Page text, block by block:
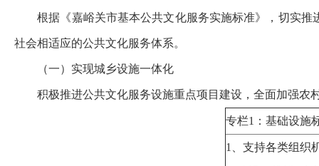
根据《嘉峪关市基本公共文化服务实施标准》，切实
社会相适应的公共文化服务体系。
（一）实现城乡设施一体化
积极推进公共文化服务设施重点项目建设，全面加强农
专栏1：基础设施
1、支持各类组织